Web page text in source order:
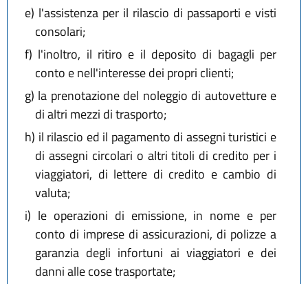
e) l'assistenza per il rilascio di passaporti e visti
consolari;
f) l'inoltro, il ritiro e il deposito di bagagli per
conto e nell'interesse dei propri clienti;
g) la prenotazione del noleggio di autovetture e
di altri mezzi di trasporto;
h) il rilascio ed il pagamento di assegni turistici e
di assegni circolari o altri titoli di credito per i
viaggiatori, di lettere di credito e cambio di
valuta;
i) le operazioni di emissione, in nome e per
conto di imprese di assicurazioni, di polizze a
garanzia degli infortuni ai viaggiatori e dei
danni alle cose trasportate;